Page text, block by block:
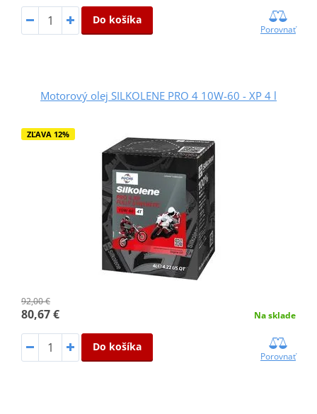
Do košíka
Porovnať
Motorový olej SILKOLENE PRO 4 10W-60 - XP 4 l
ZĽAVA 12%
92,00 €
80,67 € Na sklade
Do košíka
Porovnať